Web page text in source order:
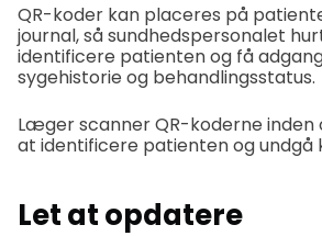
QR-koder kan placeres på
journal, så sundhedspersonalet
identificere patienten og få
sygehistorie og behandlingsstatus.
Læger scanner QR-koderne
at identificere patienten og undgå
Let at opdatere